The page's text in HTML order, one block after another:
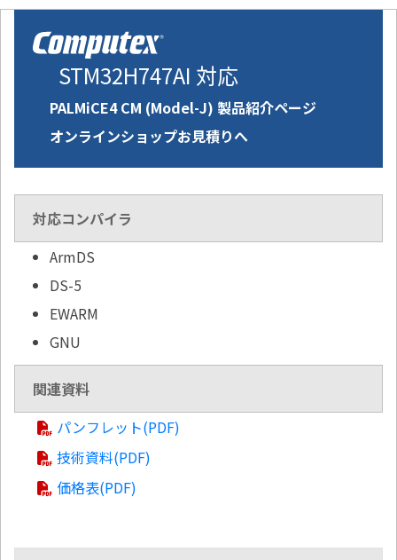
STM32H747AI 対応
PALMiCE4 CM (Model-J) 製品紹介ページ
オンラインショップお見積りへ
対応コンパイラ
ArmDS
DS-5
EWARM
GNU
関連資料
パンフレット(PDF)
技術資料(PDF)
価格表(PDF)